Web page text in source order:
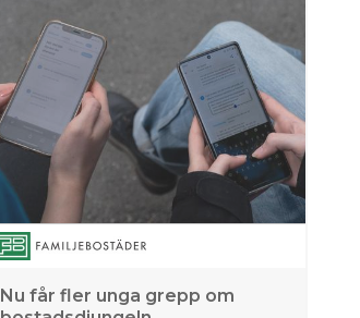
Nu får fler unga grepp om